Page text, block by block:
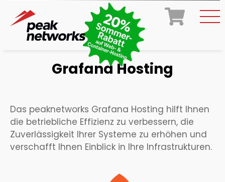
Grafana Hosting
Das peaknetworks Grafana Hosting hilft Ihnen
die betriebliche Effizienz zu verbessern, die
Zuverlässigkeit Ihrer Systeme zu erhöhen und
verschafft Ihnen Einblick in Ihre Infrastrukturen.